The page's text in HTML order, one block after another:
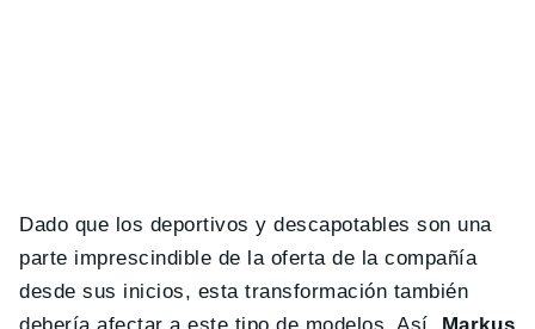
Dado que los deportivos y descapotables son una
parte imprescindible de la oferta de la compañía
desde sus inicios, esta transformación también